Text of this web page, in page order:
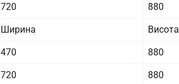
720 880
Ширина Висота
470 880
720 880